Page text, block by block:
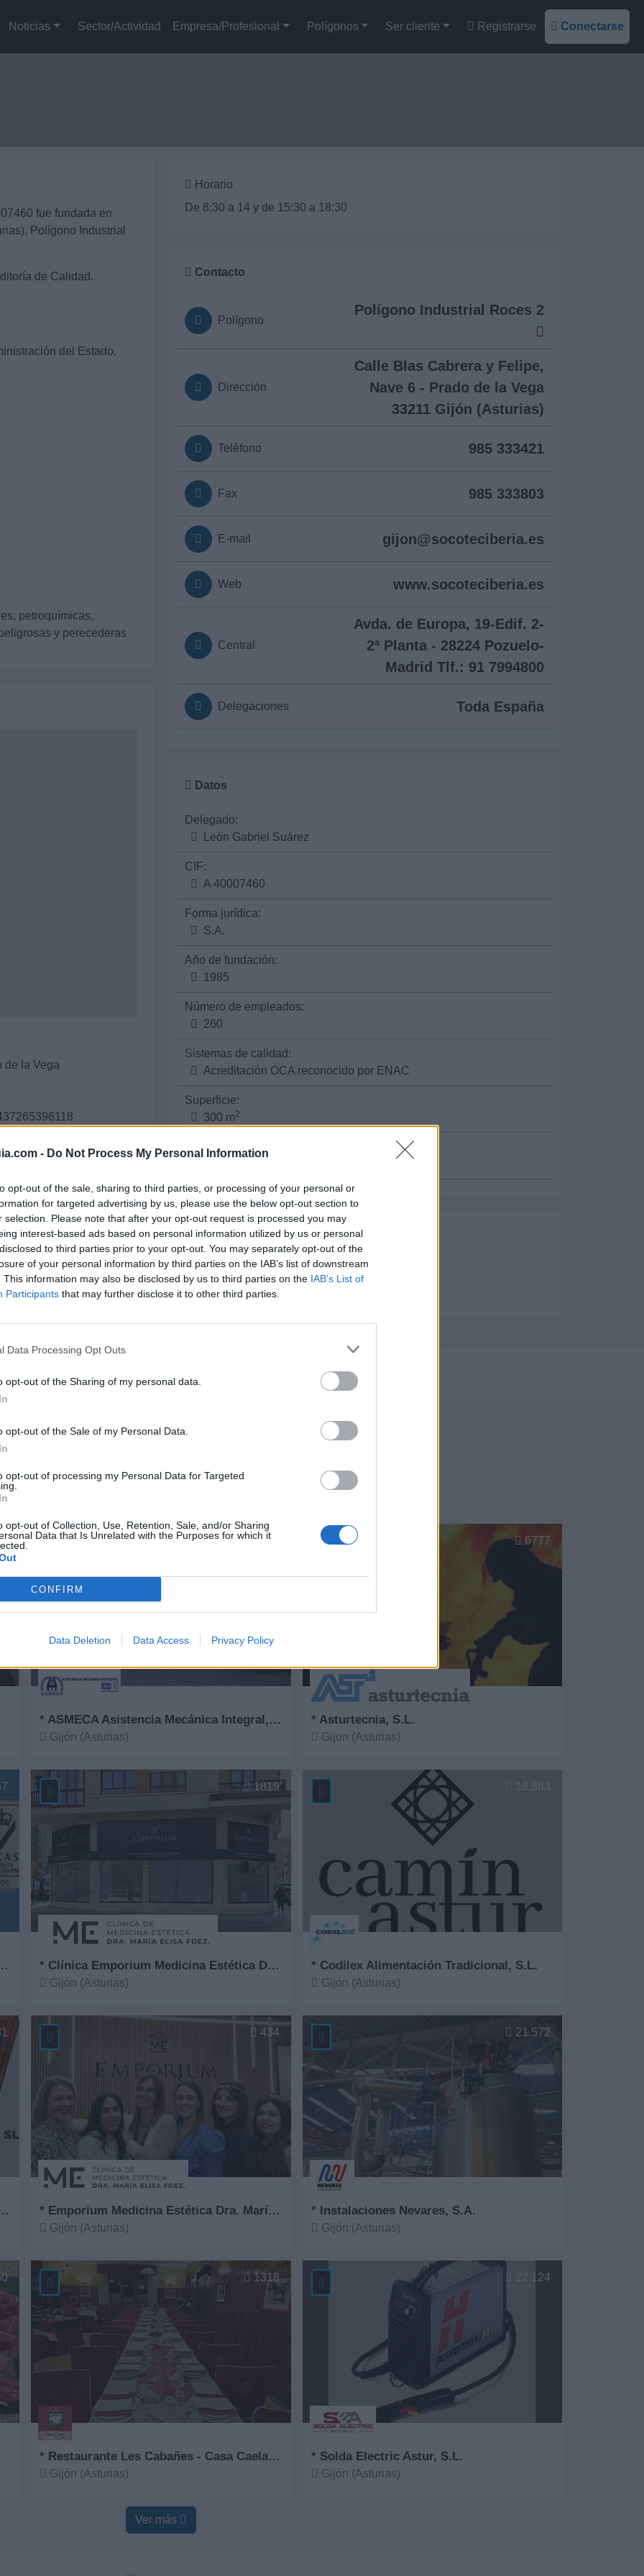
- Do Not Process My Personal Information
opt-out of the sale, sharing to third parties, or processing of your personal or
for targeted advertising by us, please use the below opt-out section to
selection. Please note that after your opt-out request is processed you may
interest-based ads based on personal information utilized by us or personal
to third parties prior to your opt-out. You may separately opt-out of the
of your personal information by third parties on the IAB’s list of downstream
This information may also be disclosed by us to third parties on the IAB’s List of
Participants that may further disclose it to other third parties.
Data Processing Opt Outs
opt-out of the Sharing of my personal data.
opt-out of the Sale of my Personal Data.
opt-out of processing my Personal Data for Targeted
opt-out of Collection, Use, Retention, Sale, and/or Sharing
Data that Is Unrelated with the Purposes for which it
CONFIRM
Data Deletion Data Access Privacy Policy
Noticias Sector/Actividad Empresa/Profesional Polígonos Ser cliente Registrarse Conectarse
fue fundada en
Polígono Industrial
de Calidad.
del Estado.
petroquímicas,
y perecederas
de la Vega
Horario
De 8:30 a 14 y de 15:30 a 18:30
Contacto
Polígono
Polígono Industrial Roces 2
Dirección
Calle Blas Cabrera y Felipe,
Nave 6 - Prado de la Vega
33211 Gijón (Asturias)
Teléfono 985 333421
Fax 985 333803
E-mail gijon@socoteciberia.es
Web www.socoteciberia.es
Central
Avda. de Europa, 19-Edif. 2-
2ª Planta - 28224 Pozuelo-
Madrid Tlf.: 91 7994800
Delegaciones Toda España
Datos
Delegado:
León Gabriel Suárez
CIF:
A 40007460
Forma jurídica:
S.A.
Año de fundación:
1985
Número de empleados:
260
Sistemas de calidad:
Acreditación OCA reconocido por ENAC
Superficie:
300 m2
Área comercial:
Sectores y actividades
Servicios Empresariales:
Consultoría y Auditoría de Calidad
25/10/2023
destacadas en Gijón
* ASMECA Asistencia Mecánica Integral, S.L.
Gijón (Asturias)
25.815
* Asturtecnia, S.L.
Gijon (Asturias)
6777
de Empleo Apta, S.L. * Clínica Emporium Medicina Estética Dra. María Elisa Fernández
Gijón (Asturias)
1819
* Codilex Alimentación Tradicional, S.L.
Gijón (Asturias)
Serigráfica del Norte * Emporium Medicina Estética Dra. María Elisa Fernández
Gijón (Asturias)
Ver más
434
* Instalaciones Nevares, S.A.
Gijón (Asturias)
Ver más
21.572
* Restaurante Les Cabañes - Casa Caela desde 1967
Gijón (Asturias)
1318
* Solda Electric Astur, S.L.
Gijón (Asturias)
22.124
Ver más